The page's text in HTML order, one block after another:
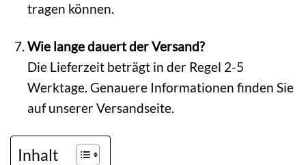
tragen können.
Wie lange dauert der Versand?
Die Lieferzeit beträgt in der Regel 2-5
Werktage. Genauere Informationen finden Sie
auf unserer Versandseite.
Inhalt